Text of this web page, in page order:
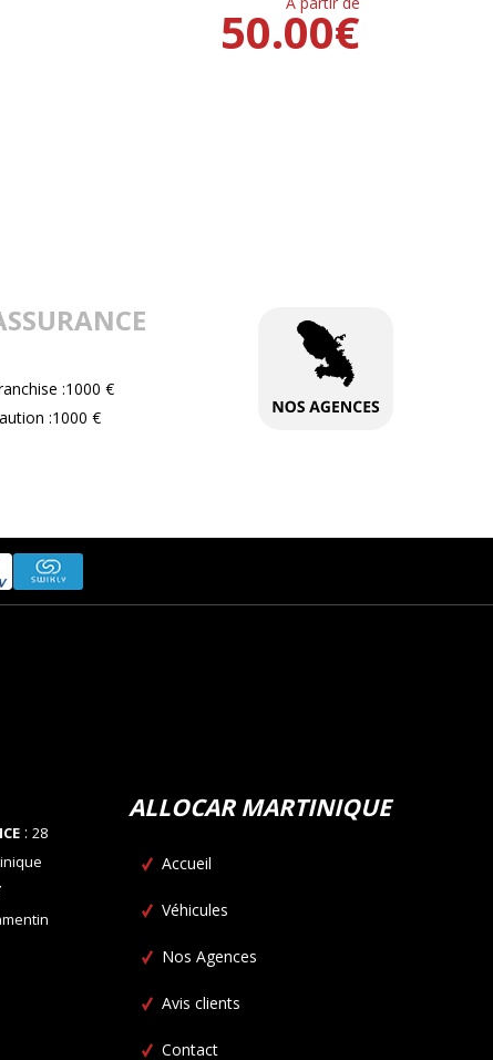
€
50.00
:1000 €
:1000 €
: 28
ALLOCAR MARTINIQUE
Accueil
Véhicules
Nos Agences
Avis clients
Contact